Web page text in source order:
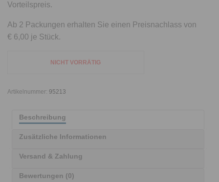
Vorteilspreis.
Ab 2 Packungen erhalten Sie einen Preisnachlass von
€ 6,00 je Stück.
NICHT VORRÄTIG
Artikelnummer: 95213
Beschreibung
Zusätzliche Informationen
Versand & Zahlung
Bewertungen (0)